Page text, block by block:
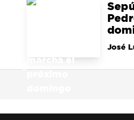
José